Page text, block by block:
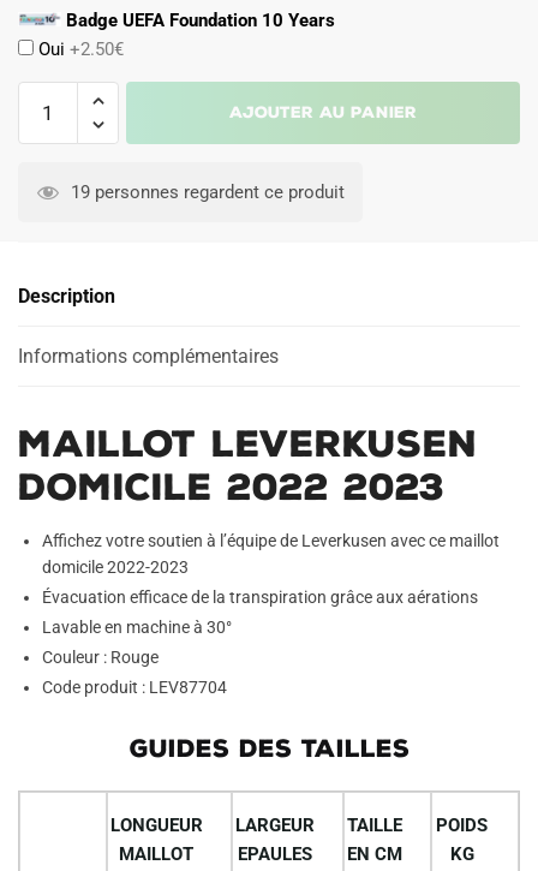
Badge UEFA Foundation 10 Years
Oui +2.50€
LEVERKUSEN
Ajouter au panier
19 personnes regardent ce produit
Description
Informations complémentaires
MAILLOT LEVERKUSEN
DOMICILE 2022 2023
Affichez votre soutien à l’équipe de Leverkusen avec ce maillot
domicile 2022-2023
Évacuation efficace de la transpiration grâce aux aérations
Lavable en machine à 30°
Couleur : Rouge
Code produit : LEV87704
GUIDES DES TAILLES
LONGUEUR
MAILLOT
LARGEUR
EPAULES
TAILLE
EN CM
POIDS
KG